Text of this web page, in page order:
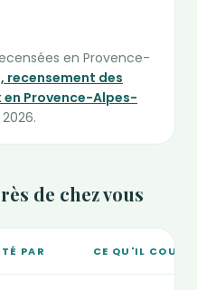
en Provence-
recensement des
Provence-Alpes-
de chez vous
PAR CE QU'IL